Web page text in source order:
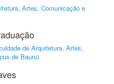
Artes, Comunicação e
de Arquitetura, Artes,
de Bauru)